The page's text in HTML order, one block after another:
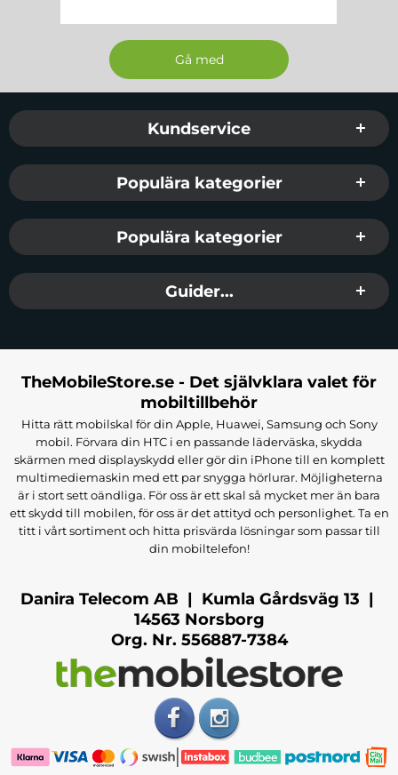
Sidfot Blandad info och länkar
Kundservice
Populära kategorier
Populära kategorier
Guider...
TheMobileStore.se - Det självklara valet för
mobiltillbehör
Hitta rätt mobilskal för din Apple, Huawei, Samsung och Sony
mobil. Förvara din HTC i en passande läderväska, skydda
skärmen med displayskydd eller gör din iPhone till en komplett
multimediemaskin med ett par snygga hörlurar. Möjligheterna
är i stort sett oändliga. För oss är ett skal så mycket mer än bara
ett skydd till mobilen, för oss är det attityd och personlighet. Ta en
titt i vårt sortiment och hitta prisvärda lösningar som passar till
din mobiltelefon!
Danira Telecom AB | Kumla Gårdsväg 13 |
14563 Norsborg
Org. Nr. 556887-7384